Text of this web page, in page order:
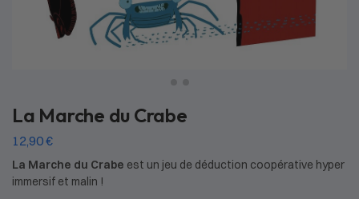
La Marche du Crabe
12,90€
La Marche du Crabe est un jeu de déduction coopérative hyper
immersif et malin !